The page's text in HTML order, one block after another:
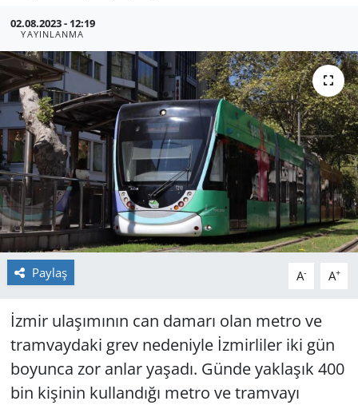
02.08.2023 - 12:19
YAYINLANMA
Paylaş A- A+
İzmir ulaşımının can damarı olan metro ve
tramvaydaki grev nedeniyle İzmirliler iki gün
boyunca zor anlar yaşadı. Günde yaklaşık 400
bin kişinin kullandığı metro ve tramvayı
GENEL
GÜNDEM
HABERDE İNSAN
KÜLTÜR SANAT
MAGAZİN
POLİTİKA
RESMİ İLANLAR
SİYASET
SPOR
Haber Arşivi